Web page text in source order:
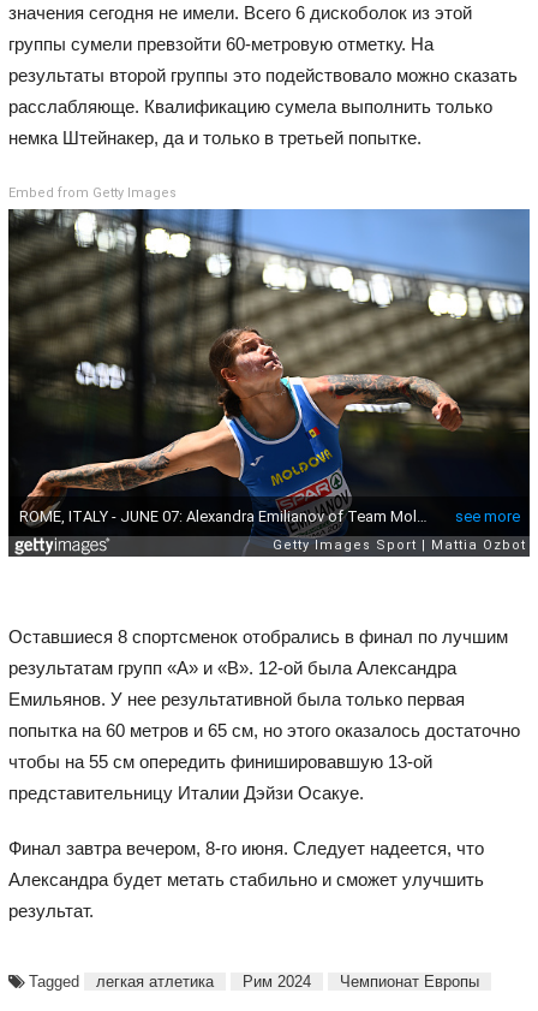
значения сегодня не имели. Всего 6 дискоболок из этой
группы сумели превзойти 60-метровую отметку. На
результаты второй группы это подействовало можно сказать
расслабляюще. Квалификацию сумела выполнить только
немка Штейнакер, да и только в третьей попытке.
Embed from Getty Images
Оставшиеся 8 спортсменок отобрались в финал по лучшим
результатам групп «А» и «В». 12-ой была Александра
Емильянов. У нее результативной была только первая
попытка на 60 метров и 65 см, но этого оказалось достаточно
чтобы на 55 см опередить финишировавшую 13-ой
представительницу Италии Дэйзи Осакуе.
Финал завтра вечером, 8-го июня. Следует надеется, что
Александра будет метать стабильно и сможет улучшить
результат.
Tagged легкая атлетика Рим 2024 Чемпионат Европы